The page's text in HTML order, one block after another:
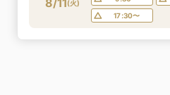
8/11(火)
愛された上質おも
フェア17:30〜